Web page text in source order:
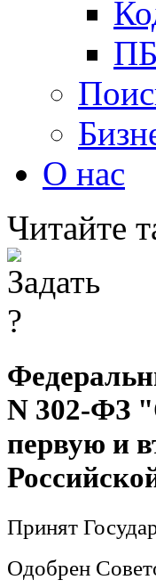
О нас
Читайте
N 302-ФЗ
первую и
Принят
Одобрен